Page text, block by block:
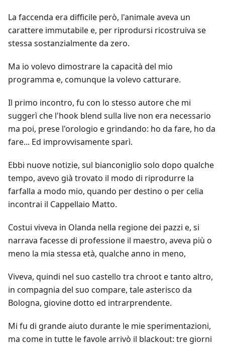
La faccenda era difficile però, l'animale aveva un
carattere immutabile e, per riprodursi ricostruiva se
stessa sostanzialmente da zero.
Ma io volevo dimostrare la capacità del mio
programma e, comunque la volevo catturare.
Il primo incontro, fu con lo stesso autore che mi
suggerì che l'hook blend sulla live non era necessario
ma poi, prese l'orologio e grindando: ho da fare, ho da
fare... Ed improvvisamente sparì.
Ebbi nuove notizie, sul bianconiglio solo dopo qualche
tempo, avevo già trovato il modo di riprodurre la
farfalla a modo mio, quando per destino o per celia
incontrai il Cappellaio Matto.
Costui viveva in Olanda nella regione dei pazzi e, si
narrava facesse di professione il maestro, aveva più o
meno la mia stessa età, qualche anno in meno,
Viveva, quindi nel suo castello tra chroot e tanto altro,
in compagnia del suo compare, tale asterisco da
Bologna, giovine dotto ed intrarprendente.
Mi fu di grande aiuto durante le mie sperimentazioni,
ma come in tutte le favole arrivò il blackout: tre giorni